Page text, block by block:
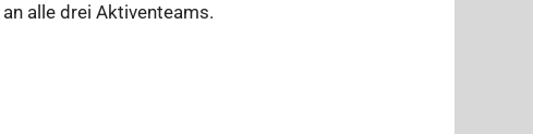
alle drei Aktiventeams.